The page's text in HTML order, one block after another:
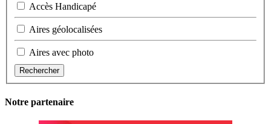
Accès Handicapé
Aires géolocalisées
Aires avec photo
Rechercher
Notre partenaire